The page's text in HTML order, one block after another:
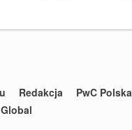
Redakcja
PwC Polska